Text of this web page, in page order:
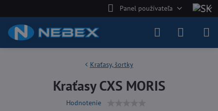
Panel používateľa
Kraťasy, šortky
Kraťasy CXS MORIS
Hodnotenie